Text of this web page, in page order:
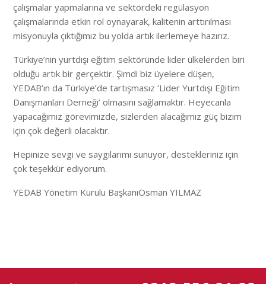
çalışmalar yapmalarına ve sektördeki regülasyon
çalışmalarında etkin rol oynayarak, kalitenin arttırılması
misyonuyla çıktığımız bu yolda artık ilerlemeye hazırız.
Türkiye’nin yurtdışı eğitim sektöründe lider ülkelerden biri
olduğu artık bir gerçektir. Şimdi biz üyelere düşen,
YEDAB’ın da Türkiye’de tartışmasız ‘Lider Yurtdışı Eğitim
Danışmanları Derneği’ olmasını sağlamaktır. Heyecanla
yapacağımız görevimizde, sizlerden alacağımız güç bizim
için çok değerli olacaktır.
Hepinize sevgi ve saygılarımı sunuyor, destekleriniz için
çok teşekkür ediyorum.
YEDAB Yönetim Kurulu BaşkanıOsman YILMAZ